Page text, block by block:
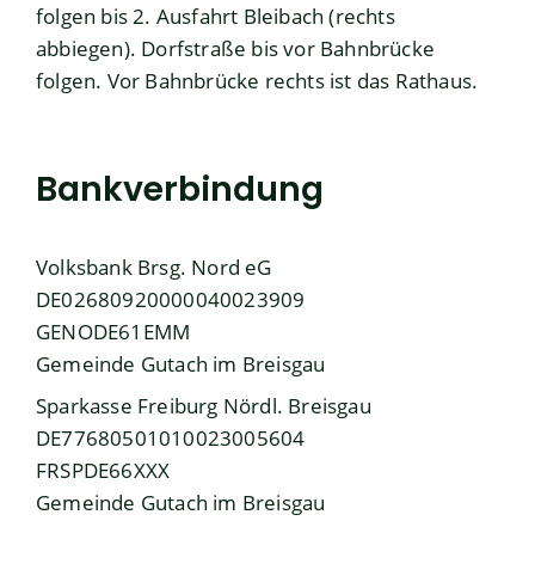
folgen bis 2. Ausfahrt Bleibach (rechts
abbiegen). Dorfstraße bis vor Bahnbrücke
folgen. Vor Bahnbrücke rechts ist das Rathaus.
Bankverbindung
Volksbank Brsg. Nord eG
DE02680920000040023909
GENODE61EMM
Gemeinde Gutach im Breisgau
Sparkasse Freiburg Nördl. Breisgau
DE77680501010023005604
FRSPDE66XXX
Gemeinde Gutach im Breisgau